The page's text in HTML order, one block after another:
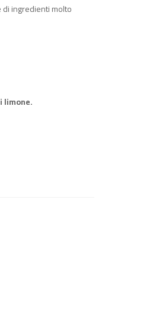
di ingredienti molto
limone.